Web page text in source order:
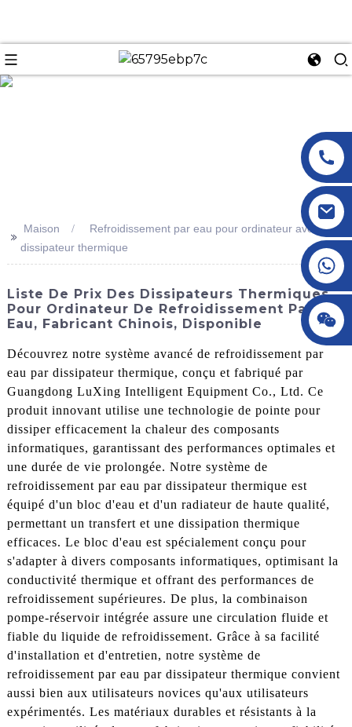
+86 18145770882
+86 18145770882
>>
Maison
Refroidissement par eau pour ordinateur avec
dissipateur thermique
Liste De Prix Des Dissipateurs Thermiques
Pour Ordinateur De Refroidissement Par
Eau, Fabricant Chinois, Disponible
Découvrez notre système avancé de refroidissement par
eau par dissipateur thermique, conçu et fabriqué par
Guangdong LuXing Intelligent Equipment Co., Ltd. Ce
produit innovant utilise une technologie de pointe pour
dissiper efficacement la chaleur des composants
informatiques, garantissant des performances optimales et
une durée de vie prolongée. Notre système de
refroidissement par eau par dissipateur thermique est
équipé d'un bloc d'eau et d'un radiateur de haute qualité,
permettant un transfert et une dissipation thermique
efficaces. Le bloc d'eau est spécialement conçu pour
s'adapter à divers composants informatiques, optimisant la
conductivité thermique et offrant des performances de
refroidissement supérieures. De plus, la combinaison
pompe-réservoir intégrée assure une circulation fluide et
fiable du liquide de refroidissement. Grâce à sa facilité
d'installation et d'entretien, notre système de
refroidissement par eau par dissipateur thermique convient
aussi bien aux utilisateurs novices qu'aux utilisateurs
expérimentés. Les matériaux durables et résistants à la